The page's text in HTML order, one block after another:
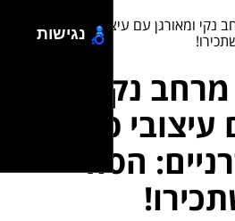
נקי ומאורגן עם עיצובי פחי אשפה
נקי
פחי
הסוד
נגישות